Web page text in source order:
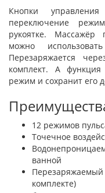
Кнопки
переключение
рукоятке. Массажёр
можно
Перезаряжается
комплект. А
режим и сохранит его
12 режимов
Точечное
ванной
Перезаряжаемый
комплекте)